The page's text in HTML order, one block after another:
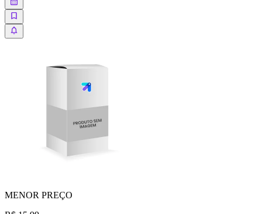
MENOR PREÇO